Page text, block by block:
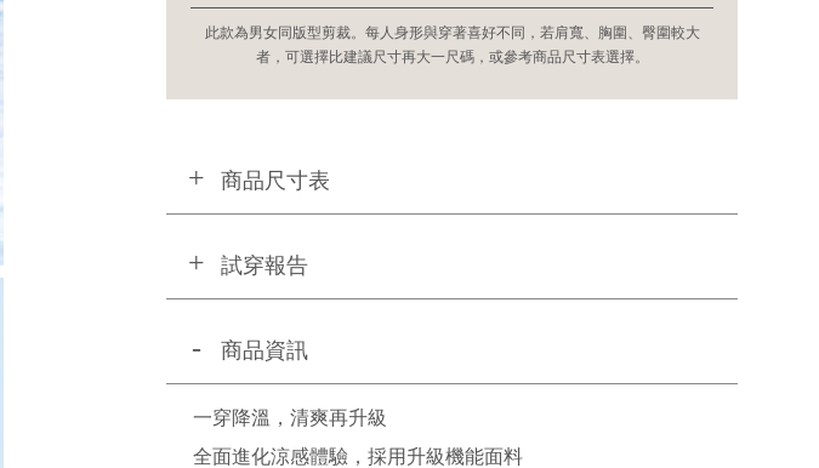
此款為男女同版型剪裁。每人身形與穿著喜好不同，若肩寬、胸圍、臀圍較大
者，可選擇比建議尺寸再大一尺碼，或參考商品尺寸表選擇。
商品尺寸表
試穿報告
商品資訊
一穿降溫，清爽再升級
全面進化涼感體驗，採用升級機能面料